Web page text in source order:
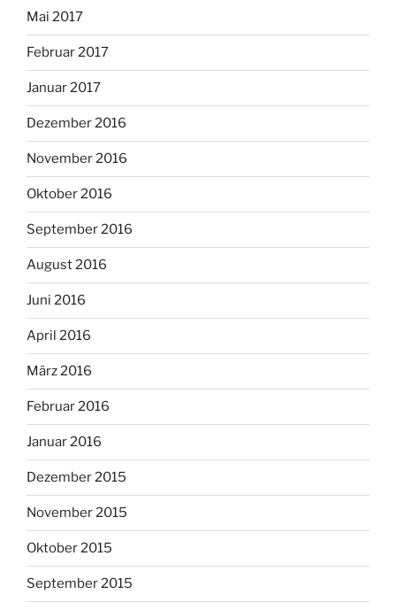
Mai 2017
Februar 2017
Januar 2017
Dezember 2016
November 2016
Oktober 2016
September 2016
August 2016
Juni 2016
April 2016
März 2016
Februar 2016
Januar 2016
Dezember 2015
November 2015
Oktober 2015
September 2015